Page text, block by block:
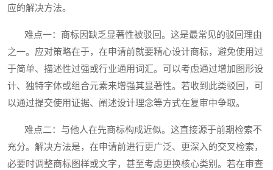
应的解决方法。
难点一：商标因缺乏显著性被驳回。这是最常见的驳回理由
之一。应对策略在于，在申请前就要精心设计商标，避免使用过
于简单、描述性过强或行业通用词汇。可以考虑通过增加图形设
计、独特字体或组合元素来增强其显著性。若收到此类驳回，可
以通过提交使用证据、阐述设计理念等方式在复审中争取。
难点二：与他人在先商标构成近似。这直接源于前期检索不
充分。解决方法是，在申请前进行更广泛、更深入的交叉检索，
必要时调整商标图样或文字，甚至考虑更换核心类别。若在审查